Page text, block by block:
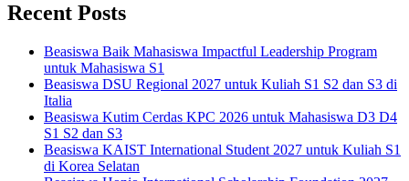
Recent Posts
Beasiswa Baik Mahasiswa Impactful Leadership Program
untuk Mahasiswa S1
Beasiswa DSU Regional 2027 untuk Kuliah S1 S2 dan S3 di
Italia
Beasiswa Kutim Cerdas KPC 2026 untuk Mahasiswa D3 D4
S1 S2 dan S3
Beasiswa KAIST International Student 2027 untuk Kuliah S1
di Korea Selatan